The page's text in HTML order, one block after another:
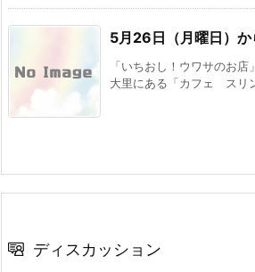
5月26日（月曜日）
「いちおし！ウワサのお
大里にある「カフェ スリ
ディスカッション